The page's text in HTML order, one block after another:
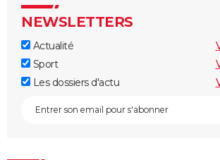
NEWSLETTERS
Actualité
Sport
Les dossiers d'actu